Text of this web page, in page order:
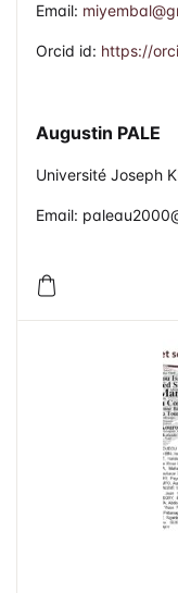
Email:
Orcid id: https://
Augustin PALE
Université Joseph
Email: